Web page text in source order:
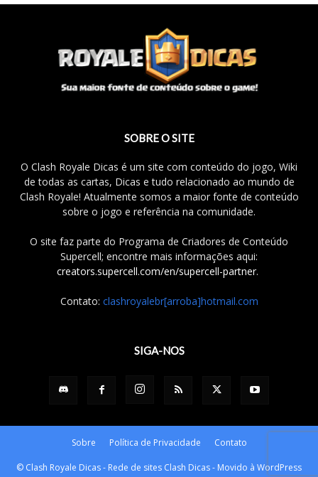
SOBRE O SITE
O Clash Royale Dicas é um site com conteúdo do jogo, Wiki
de todas as cartas, Dicas e tudo relacionado ao mundo de
Clash Royale! Atualmente somos a maior fonte de conteúdo
sobre o jogo e referência na comunidade.
O site faz parte do Programa de Criadores de Conteúdo
Supercell; encontre mais informações aqui:
creators.supercell.com/en/supercell-partner.
Contato: clashroyalebr[arroba]hotmail.com
SIGA-NOS
Sobre Política de Privacidade Contato
© Clash Royale Dicas - Rede de sites Clash Dicas - Movido à WordPress